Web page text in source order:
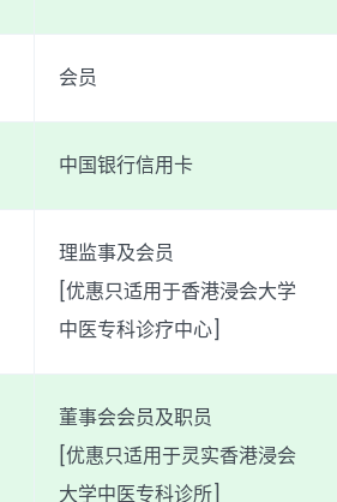
会员
中国银行信用卡
理监事及会员
[优惠只适用于香港浸会大学
中医专科诊疗中心]
董事会会员及职员
[优惠只适用于灵实香港浸会
大学中医专科诊所]